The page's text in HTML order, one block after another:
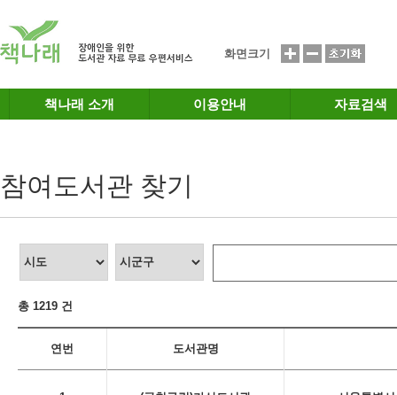
화면크기
책나래 소개 이용안내 자료검색
참여도서관 찾기
총 1219 건
연번 도서관명